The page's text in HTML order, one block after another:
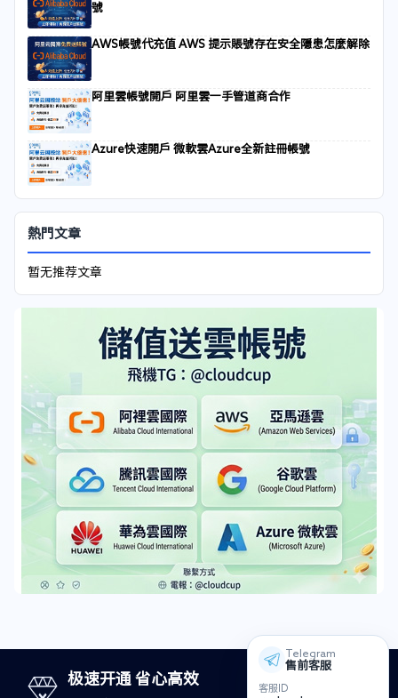
號
AWS帳號代充值 AWS 提示賬號存在安全隱患怎麼解除
阿里雲帳號開戶 阿里雲一手管道商合作
Azure快速開戶 微軟雲Azure全新註冊帳號
熱門文章
暂无推荐文章
极速开通 省心高效
Telegram
售前客服
客服ID